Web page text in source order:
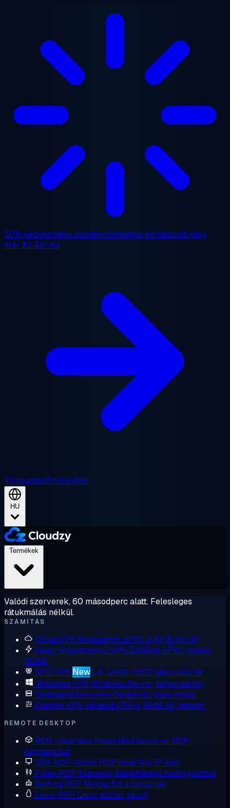
50% kedvezmény minden csomagra, korlátozott ideig.
Már $2.48/mo
TámogatásÉrtékesítés
HU
Valódi szerverek, 60 másodperc alatt. Felesleges
rátukmálás nélkül.
SZÁMÍTÁS
Cloud VPS Megosztott EPYC, 2,48 $/hó-tól
Nagy teljesítményű VPS Dedikált EPYC magok,
DDR5
GPU VPS New L4, L40S, H100 igény szerint
Windows VPS Windows Server, teljes admin
Dedicated Serverek Egybérlős bare metal
Custom VPS Válassz CPU-t, RAM-ot, lemezt
REMOTE DESKTOP
RDP vásárlása Hasonlítsd össze az RDP
csomagokat
USA RDP Admin RDP amerikai IP-ken
Forex RDP Alacsony késleltetésű trading asztal
Botting RDP Mindig fut a botjainak
Linux RDP Linux asztal, távoli